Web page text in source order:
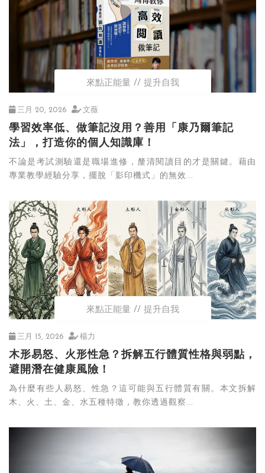
來點正能量 提升自我
三月 20, 2026 文薇
學習效率低、做筆記沒用？善用「康乃爾筆記
法」，打造你的個人知識庫！
不論是考試測驗還是職場進修，釐清閱讀目的才是關鍵。藉由
專業教學經驗分享，擺脫「影印機式」的無效...
來點正能量 提升自我
三月 15, 2026 楊力
木形易怒、火形性急？拆解五行體質性格與弱點，
避開潛在健康風險！
為什麼有些人易怒、性急？這可能與五行體質有關。本文拆解
木、火、土、金、水五種特徵，教你透過觀察...